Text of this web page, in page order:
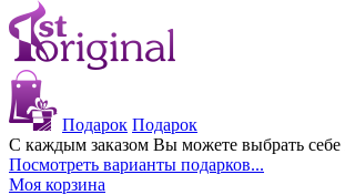
Подарок Подарок
С каждым заказом Вы можете выбрать себе
Посмотреть варианты подарков...
Моя корзина